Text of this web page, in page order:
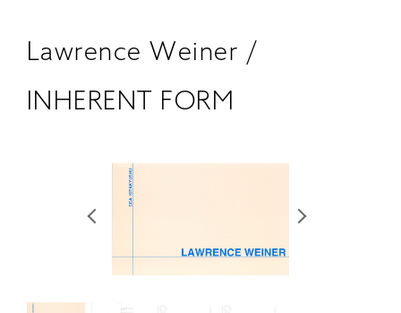
SCHOLARSHIP
RETRACE
コンサート
Lawrence Weiner /
INHERENT FORM